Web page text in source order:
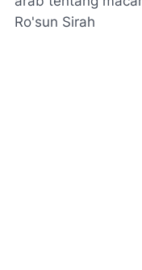
Ro'sun Sirah